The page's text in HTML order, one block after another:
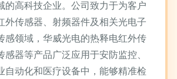
的高科技企业。公司致力于为客户
外传感器、射频器件及相关光电子
感领域，华威光电的热释电红外传
感器等产品广泛应用于安防监控、
自动化和医疗设备中，能够精准检